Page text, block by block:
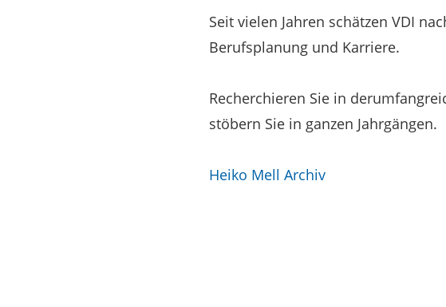
Seit vielen Jahren schätzen VDI
Berufsplanung und Karriere.
Recherchieren Sie in
stöbern Sie in ganzen Jahrgängen.
Heiko Mell Archiv